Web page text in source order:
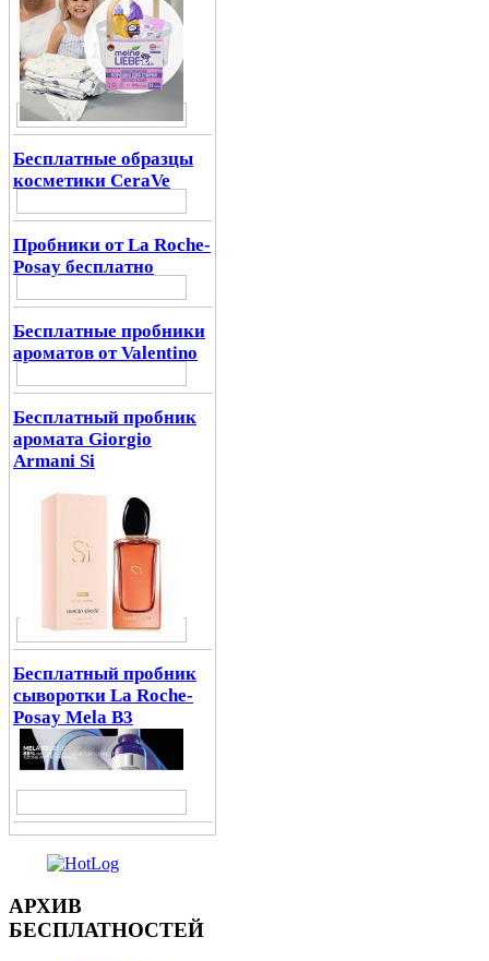
Бесплатные образцы
косметики CeraVe
Пробники от La Roche-
Posay бесплатно
Бесплатные пробники
ароматов от Valentino
Бесплатный пробник
аромата Giorgio
Armani Si
Бесплатный пробник
сыворотки La Roche-
Posay Mela B3
АРХИВ
БЕСПЛАТНОСТЕЙ